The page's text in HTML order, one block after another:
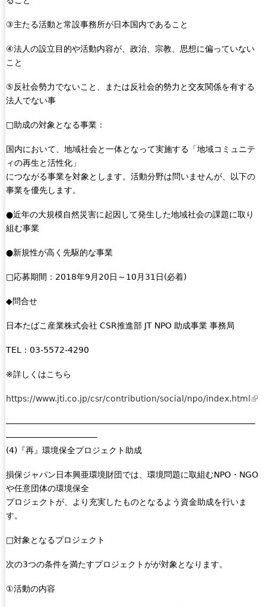
③主たる活動と常設事務所が日本国内であること
④法人の設立目的や活動内容が、政治、宗教、思想に偏っていない
こと
⑤反社会勢力でないこと、または反社会的勢力と交友関係を有する
法人でない事
□助成の対象となる事業：
国内において、地域社会と一体となって実施する「地域コミュニテ
ィの再生と活性化」
につながる事業を対象とします。活動分野は問いませんが、以下の
事業を優先します。
●近年の大規模自然災害に起因して発生した地域社会の課題に取り
組む事業
●新規性が高く先駆的な事業
□応募期間：2018年9月20日～10月31日(必着)
◆問合せ
日本たばこ産業株式会社 CSR推進部 JT NPO 助成事業 事務局
TEL：03-5572-4290
※詳しくはこちら
https://www.jti.co.jp/csr/contribution/social/npo/index.html (
i
s
――――――――――――――――――――――――――――――
―――――――――――
(4)『再』環境保全プロジェクト助成
損保ジャパン日本興亜環境財団では、環境問題に取組むNPO・NGO
や任意団体の環境保全
プロジェクトが、より充実したものとなるよう資金助成を行いま
す。
□対象となるプロジェクト
次の3つの条件を満たすプロジェクトがが対象となります。
①活動の内容